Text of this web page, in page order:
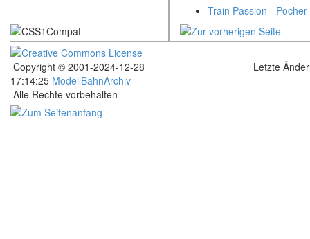
Train Passion - Pocher
Copyright © 2001-2024-12-28
17:14:25 ModellBahnArchiv
Letzte
Alle Rechte vorbehalten